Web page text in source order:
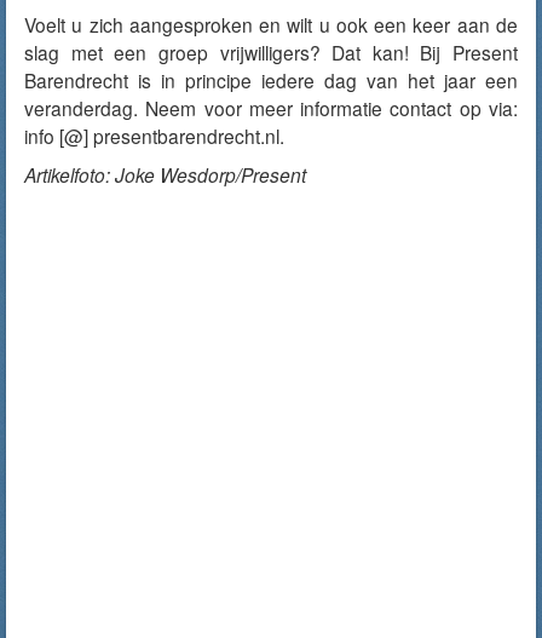
Voelt u zich aangesproken en wilt u ook een keer aan de
slag met een groep vrijwilligers? Dat kan! Bij Present
Barendrecht is in principe iedere dag van het jaar een
veranderdag. Neem voor meer informatie contact op via:
info [@] presentbarendrecht.nl.
Artikelfoto: Joke Wesdorp/Present